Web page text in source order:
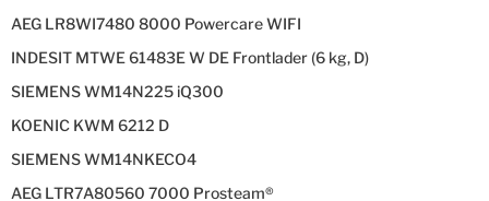
AEG LR8WI7480 8000 Powercare WIFI
INDESIT MTWE 61483E W DE Frontlader (6 kg, D)
SIEMENS WM14N225 iQ300
KOENIC KWM 6212 D
SIEMENS WM14NKECO4
AEG LTR7A80560 7000 Prosteam®